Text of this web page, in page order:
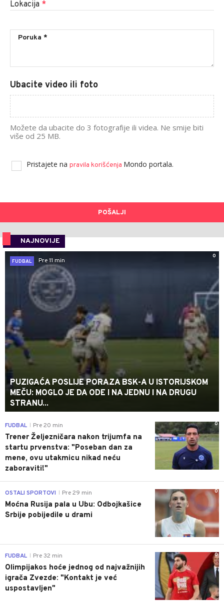
Lokacija *
Ubacite video ili foto
Možete da ubacite do 3 fotografije ili videa. Ne smije biti
više od 25 MB.
Pristajete na pravila korišćenja Mondo portala.
POŠALJI
NAJNOVIJE
0
FUDBAL
Pre 11 min
PUZIGAĆA POSLIJE PORAZA BSK-A U ISTORIJSKOM
MEČU: MOGLO JE DA ODE I NA JEDNU I NA DRUGU
STRANU...
0
FUDBAL Pre 20 min
Trener Željezničara nakon trijumfa na
startu prvenstva: "Poseban dan za
mene, ovu utakmicu nikad neću
zaboraviti!"
0
OSTALI SPORTOVI Pre 29 min
Moćna Rusija pala u Ubu: Odbojkašice
Srbije pobijedile u drami
0
FUDBAL Pre 32 min
Olimpijakos hoće jednog od najvažnijih
igrača Zvezde: "Kontakt je već
uspostavljen"